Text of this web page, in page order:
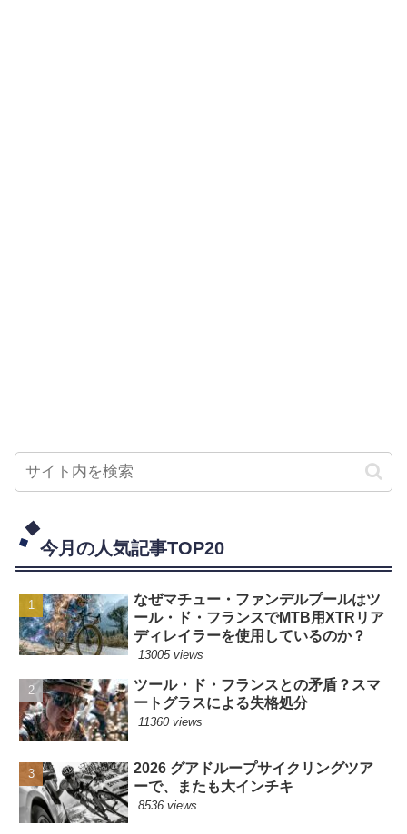
今月の人気記事TOP20
なぜマチュー・ファンデルプールはツ
ール・ド・フランスでMTB用XTRリア
ディレイラーを使用しているのか？
13005 views
ツール・ド・フランスとの矛盾？スマ
ートグラスによる失格処分
11360 views
2026 グアドループサイクリングツア
ーで、またも大インチキ
8536 views